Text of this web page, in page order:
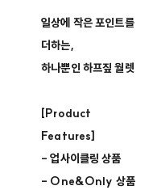
일상에 작은 포인트를
더하는,
하나뿐인 하프짚 월렛
[Product
Features]
- 업사이클링 상품 ​
- One&Only 상품 ​